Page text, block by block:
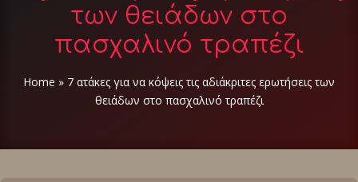
των θειάδων στο
πασχαλινό τραπέζι
Home » 7 ατάκες για να κόψεις τις αδιάκριτες ερωτήσεις των
θειάδων στο πασχαλινό τραπέζι